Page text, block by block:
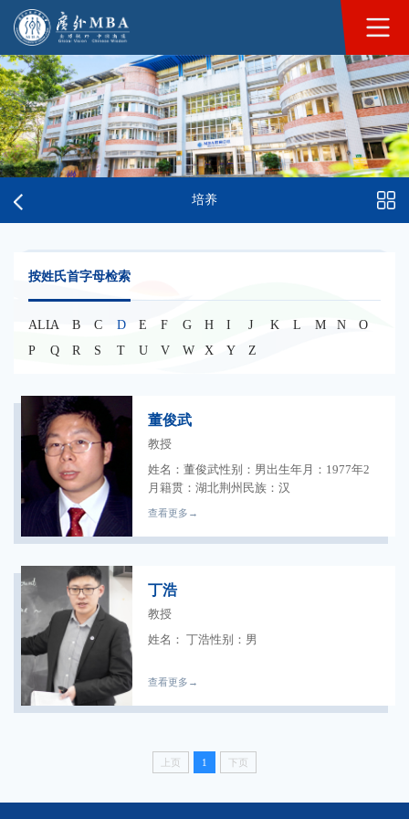
培养
按姓氏首字母检索
ALLA B C D E F G H I J K L M N
O
P
Q R S T U V W X Y Z
董俊武
教授
姓名：董俊武性别：男出生年月：1977年2
月籍贯：湖北荆州民族：汉
查看更多→
丁浩
教授
姓名： 丁浩性别：男
查看更多→
上页 1 下页